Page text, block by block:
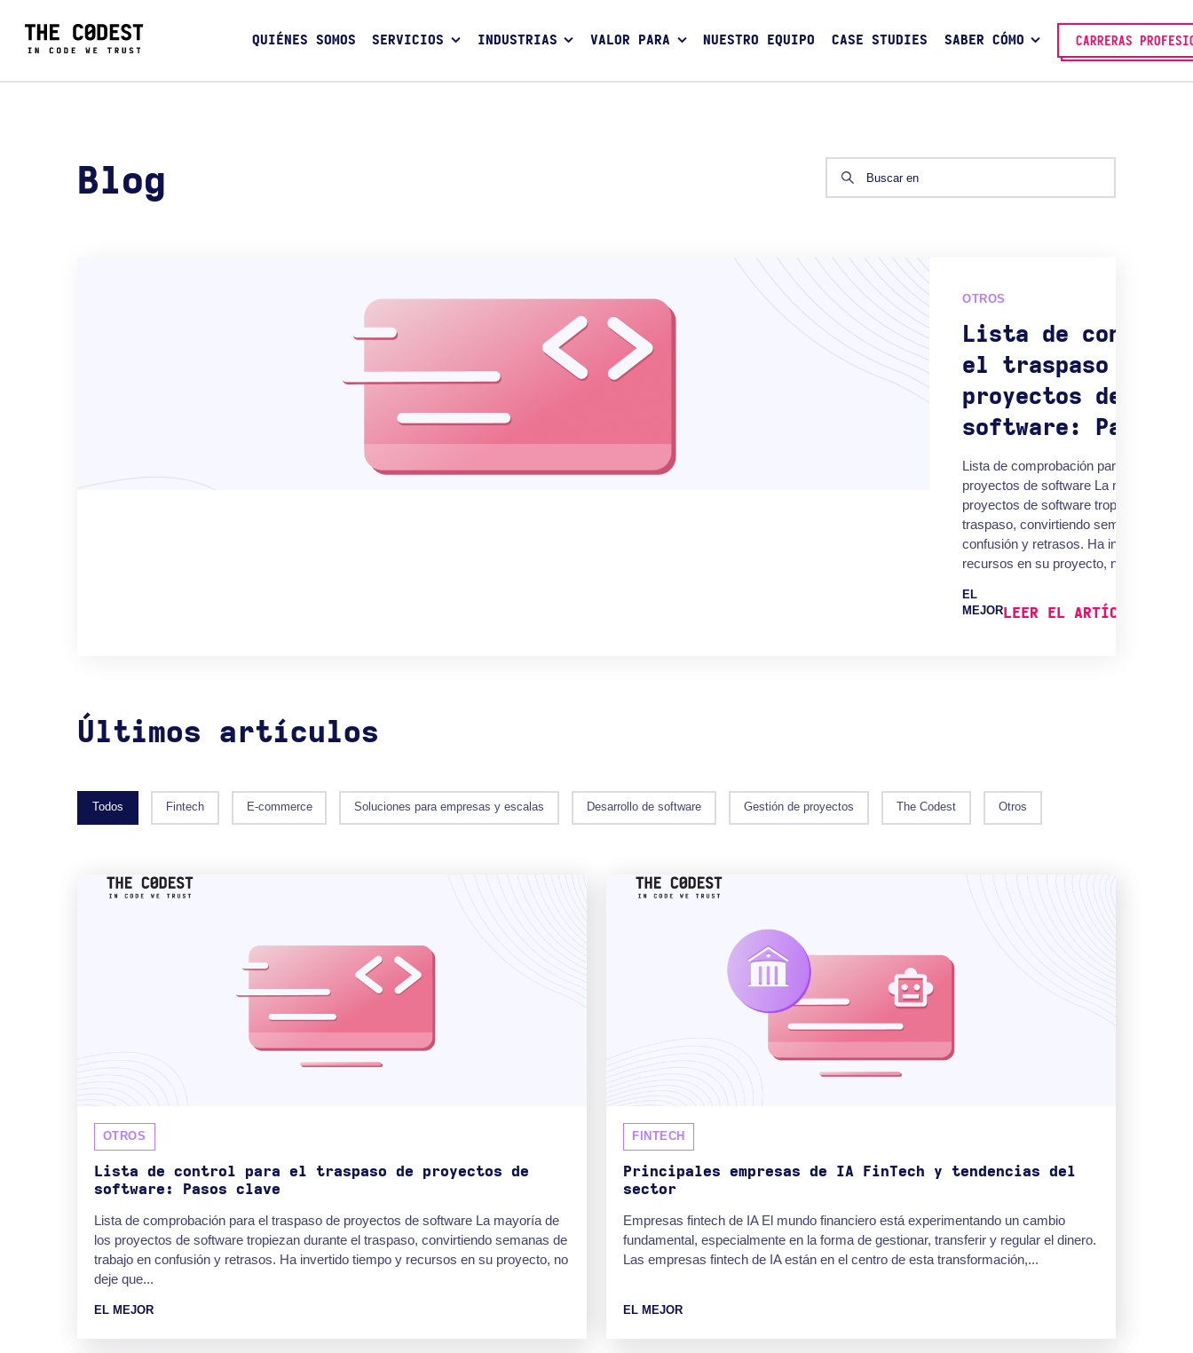
QUIÉNES SOMOS SERVICIOS INDUSTRIAS VALOR PARA NUESTRO EQUIPO CASE STUDIES SABER CÓMO CARRERAS
Blog
OTROS
Lista de control
el traspaso de
proyectos de
software: Pasos
Lista de comprobación para el traspaso
proyectos de software La mayoría de
proyectos de software tropiezan
traspaso, convirtiendo semanas de
confusión y retrasos. Ha invertido
recursos en su proyecto, no deje que...
EL
MEJOR LEER EL ARTÍCULO
Últimos artículos
Todos Fintech E-commerce Soluciones para empresas y escalas Desarrollo de software Gestión de proyectos The Codest Otros
OTROS
Lista de control para el traspaso de proyectos de
software: Pasos clave
Lista de comprobación para el traspaso de proyectos de software La mayoría de
los proyectos de software tropiezan durante el traspaso, convirtiendo semanas de
trabajo en confusión y retrasos. Ha invertido tiempo y recursos en su proyecto, no
deje que...
EL MEJOR
FINTECH
Principales empresas de IA FinTech y tendencias del
sector
Empresas fintech de IA El mundo financiero está experimentando un cambio
fundamental, especialmente en la forma de gestionar, transferir y regular el dinero.
Las empresas fintech de IA están en el centro de esta transformación,...
EL MEJOR